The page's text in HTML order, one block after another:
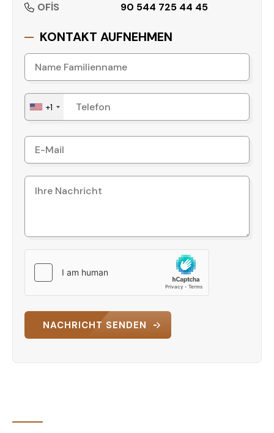
OFİS
90 544 725 44 45
KONTAKT AUFNEHMEN
+1
NACHRICHT SENDEN